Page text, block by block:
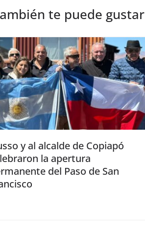
te puede gustar
y al alcalde de Copiapó
la apertura
del Paso de San